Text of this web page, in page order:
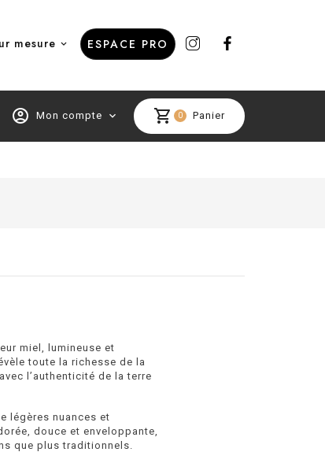
mesure ESPACE PRO
shopping_cart 0 Panier
account_circle Mon compte expand_more
miel, lumineuse et
toute la richesse de la
l’authenticité de la terre
légères nuances et
douce et enveloppante,
que plus traditionnels.